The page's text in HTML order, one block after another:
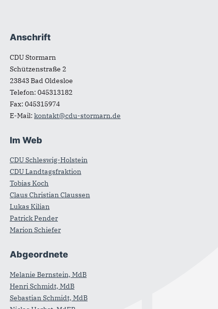
Fußbereich
Anschrift
CDU Stormarn
Schützenstraße 2
23843Bad Oldesloe
Telefon: 045313182
Fax: 045315974
E-Mail: kontakt@cdu-stormarn.de
Im Web
CDU Schleswig-Holstein
CDU Landtagsfraktion
Tobias Koch
Claus Christian Claussen
Lukas Kilian
Patrick Pender
Marion Schiefer
Abgeordnete
Melanie Bernstein, MdB
Henri Schmidt, MdB
Sebastian Schmidt, MdB